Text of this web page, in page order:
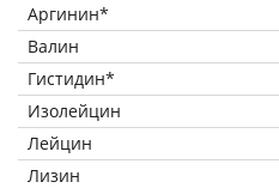
Аргинин*
Валин
Гистидин*
Изолейцин
Лейцин
Лизин